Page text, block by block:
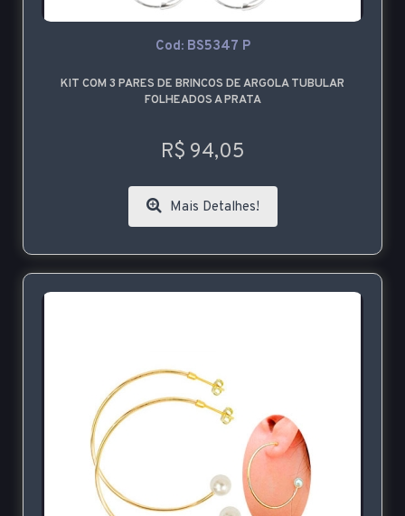
Cod: BS5347 P
KIT COM 3 PARES DE BRINCOS DE ARGOLA TUBULAR
FOLHEADOS A PRATA
R$ 94,05
Mais Detalhes!